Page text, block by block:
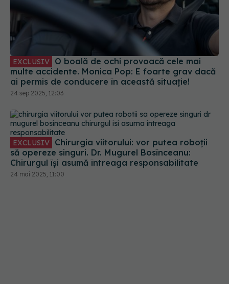
EXCLUSIV
multe accidente. Monica Pop: E foarte grav dacă
ai permis de conducere în această situație!
24 sep 2025, 12:03
EXCLUSIV
să opereze singuri. Dr. Mugurel Bosînceanu:
Chirurgul își asumă întreaga responsabilitate
24 mai 2025, 11:00